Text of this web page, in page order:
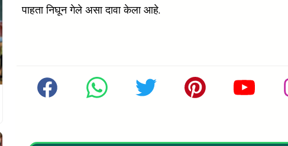
पाहता निघून गेले असा दावा केला आहे.